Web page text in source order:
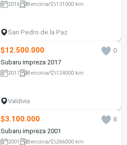
2016 Bencina 131000 km
San Pedro de la Paz
$12.500.000
0
Subaru impreza 2017
2017 Bencina 124000 km
Valdivia
$3.100.000
8
Subaru impreza 2001
2001 Bencina 266000 km